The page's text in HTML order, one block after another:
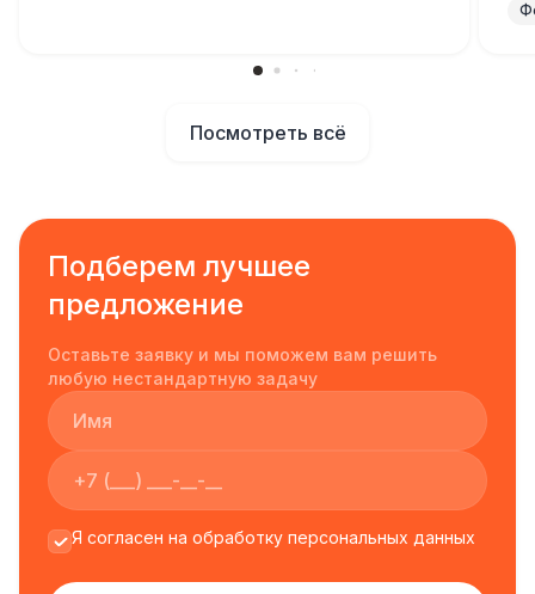
Посмотреть всё
Подберем лучшее
предложение
Оставьте заявку и мы поможем вам решить
любую нестандартную задачу
Я согласен на обработку персональных данных